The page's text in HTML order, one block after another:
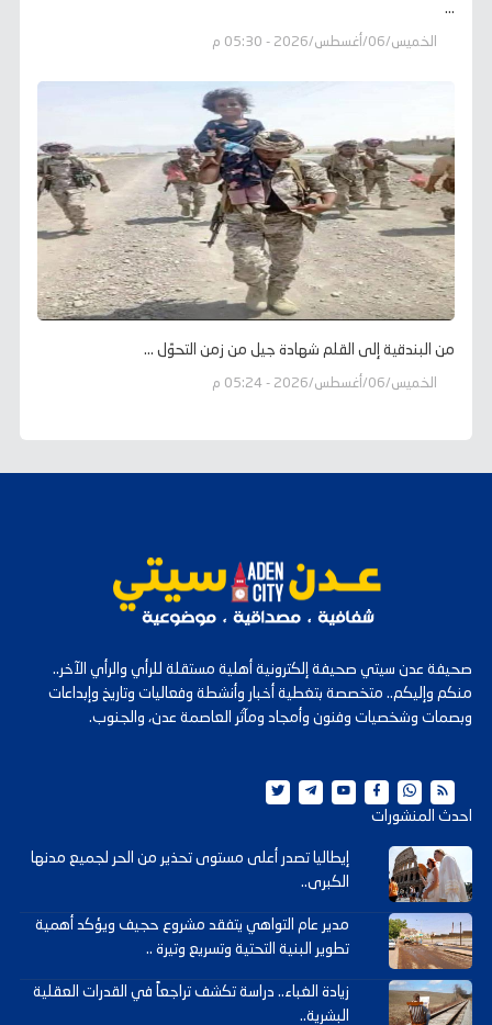
...
الخميس/06/أغسطس/2026 - 05:30 م
من البندقية إلى القلم شهادة جيل من زمن التحوّل ...
الخميس/06/أغسطس/2026 - 05:24 م
صحيفة عدن سيتي صحيفة إلكترونية أهلية مستقلة للرأي والرأي الآخر..
منكم وإليكم.. متخصصة بتغطية أخبار وأنشطة وفعاليات وتاريخ وإبداعات
وبصمات وشخصيات وفنون وأمجاد ومآثر العاصمة عدن، والجنوب.
احدث المنشورات
إيطاليا تصدر أعلى مستوى تحذير من الحر لجميع مدنها
الكبرى..
مدير عام التواهي يتفقد مشروع حجيف ويؤكد أهمية
تطوير البنية التحتية وتسريع وتيرة ..
زيادة الغباء.. دراسة تكشف تراجعاً في القدرات العقلية
البشرية..